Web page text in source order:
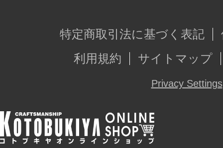
特定商取引法に基づく表記
利用規約
サイトマップ
Privacy Settings